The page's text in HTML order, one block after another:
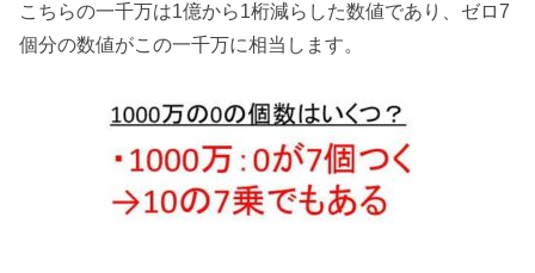
こちらの一千万は1億から1桁減らした数値であり、ゼロ7
個分の数値がこの一千万に相当します。